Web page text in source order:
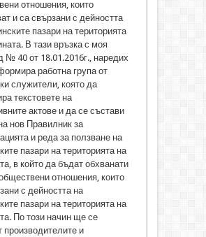
отношения, които
и са свързани с дейността
пазари на територията
В тази връзка с моя
№ 40 от 18.01.2016г., наредих
работна група от
служители, която да
текстовете на
актове и да се състави
нов Правилник за
и реда за ползване на
пазари на територията на
в който да бъдат обхванати
отношения, които
с дейността на
пазари на територията на
По този начин ще се
производителите и